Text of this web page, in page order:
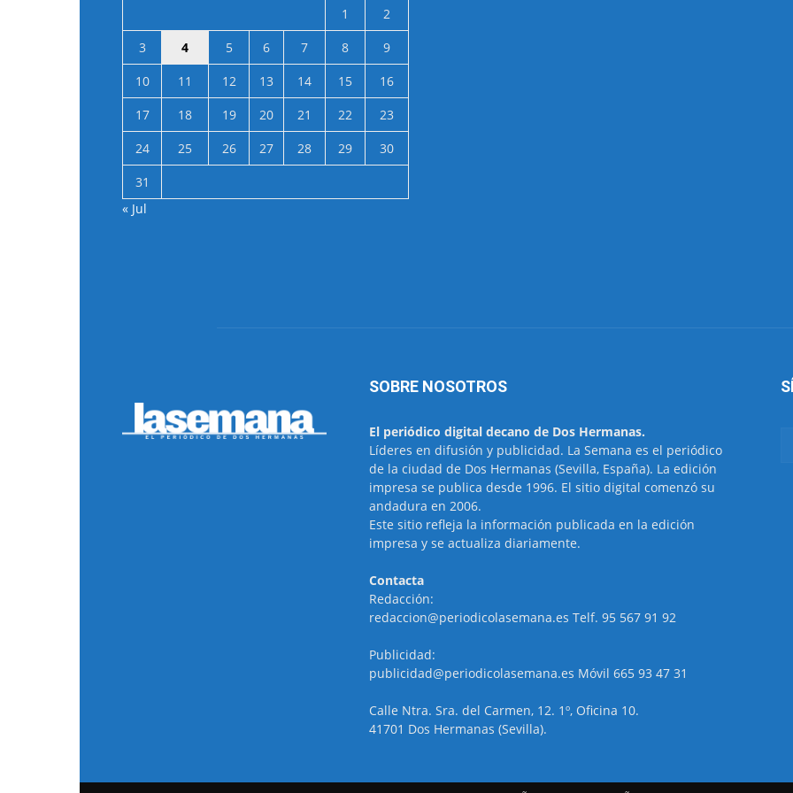
1
2
3
4 5 6 7 8
9
10
11 12 13 14 15
16
17
18 19 20 21 22
23
24
25 26 27 28 29
30
31
« Jul
SOBRE NOSOTROS
El periódico digital decano de Dos Hermanas.
Líderes en difusión y publicidad. La Semana es el periódico
de la ciudad de Dos Hermanas (Sevilla, España). La edición
impresa se publica desde 1996. El sitio digital comenzó su
andadura en 2006.
Este sitio refleja la información publicada en la edición
impresa y se actualiza diariamente.
Contacta
Redacción:
redaccion@periodicolasemana.es Telf. 95 567 91 92
Publicidad:
publicidad@periodicolasemana.es Móvil 665 93 47 31
Calle Ntra. Sra. del Carmen, 12. 1º, Oficina 10.
41701 Dos Hermanas (Sevilla).